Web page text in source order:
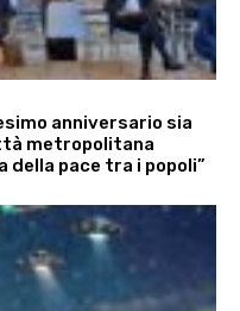
anniversario sia
metropolitana
pace tra i popoli”